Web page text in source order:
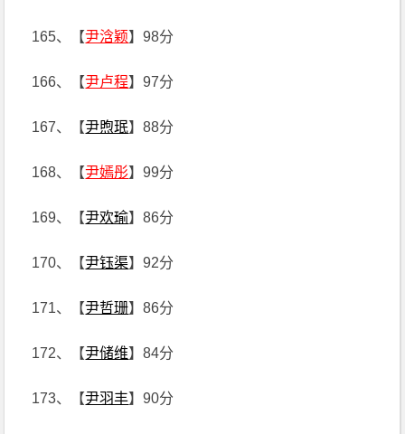
165、【尹浛颖】98分
166、【尹卢程】97分
167、【尹煦珉】88分
168、【尹嫣彤】99分
169、【尹欢瑜】86分
170、【尹钰渠】92分
171、【尹哲珊】86分
172、【尹储维】84分
173、【尹羽丰】90分